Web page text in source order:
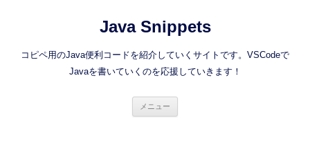
へ
Java Snippets
コピペ用のJava便利コードを紹介していくサイトです。VSCodeで
Javaを書いていくのを応援していきます！
メニュー